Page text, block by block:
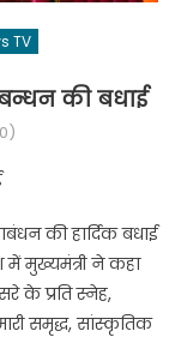
TV
बन्धन की बधाई
की हार्दिक बधाई
मुख्यमंत्री ने कहा
के प्रति स्नेह,
समृद्ध, सांस्कृतिक